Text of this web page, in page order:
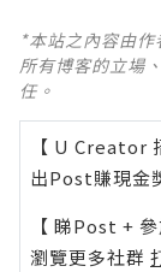
*本站之內容由
所有博客的立場
任。
【 U Creator
出Post賺現金
【 睇Post +
瀏覽更多社群